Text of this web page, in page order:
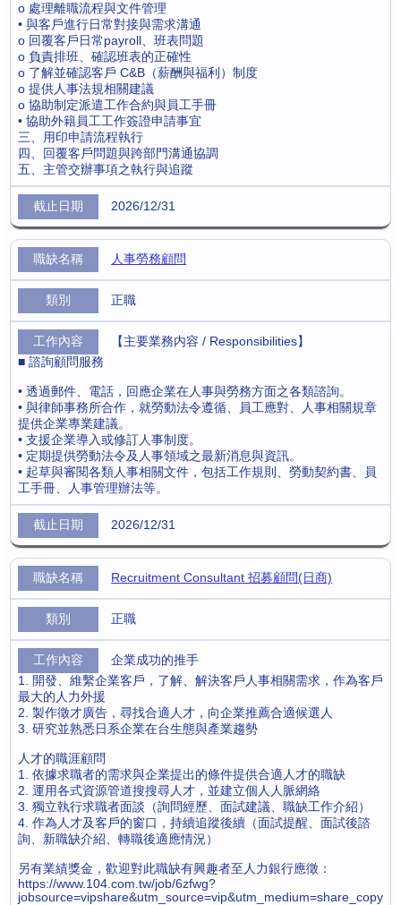
o 處理離職流程與文件管理
• 與客戶進行日常對接與需求溝通
o 回覆客戶日常payroll、班表問題
o 負責排班、確認班表的正確性
o 了解並確認客戶 C&B（薪酬與福利）制度
o 提供人事法規相關建議
o 協助制定派遣工作合約與員工手冊
• 協助外籍員工工作簽證申請事宜
三、用印申請流程執行
四、回覆客戶問題與跨部門溝通協調
五、主管交辦事項之執行與追蹤
2026/12/31
人事勞務顧問
正職
【主要業務内容 / Responsibilities】
■ 諮詢顧問服務
• 透過郵件、電話，回應企業在人事與勞務方面之各類諮詢。
• 與律師事務所合作，就勞動法令遵循、員工應對、人事相關規章
提供企業專業建議。
• 支援企業導入或修訂人事制度。
• 定期提供勞動法令及人事領域之最新消息與資訊。
• 起草與審閱各類人事相關文件，包括工作規則、勞動契約書、員
工手冊、人事管理辦法等。
2026/12/31
Recruitment Consultant 招募顧問(日商)
正職
企業成功的推手
1. 開發、維繫企業客戶，了解、解決客戶人事相關需求，作為客戶
最大的人力外援
2. 製作徵才廣告，尋找合適人才，向企業推薦合適候選人
3. 研究並熟悉日系企業在台生態與產業趨勢
人才的職涯顧問
1. 依據求職者的需求與企業提出的條件提供合適人才的職缺
2. 運用各式資源管道搜搜尋人才，並建立個人人脈網絡
3. 獨立執行求職者面談（詢問經歷、面試建議、職缺工作介紹）
4. 作為人才及客戶的窗口，持續追蹤後續（面試提醒、面試後諮
詢、新職缺介紹、轉職後適應情況）
另有業績獎金，歡迎對此職缺有興趣者至人力銀行應徵：
https://www.104.com.tw/job/6zfwg?
jobsource=vipshare&utm_source=vip&utm_medium=share_copy